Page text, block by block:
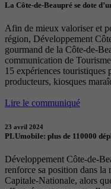
La Côte-de-Beaupré se dote
Afin de mieux valoriser et
région, Développement
gourmand de la Côte-de-
communication de
15 expériences touristiques
producteurs, kiosques
Lire le communiqué
23 avril 2024
PLUmobile: plus de 110000
Développement Côte-de-
renforce sa position dans
Capitale-Nationale, alors